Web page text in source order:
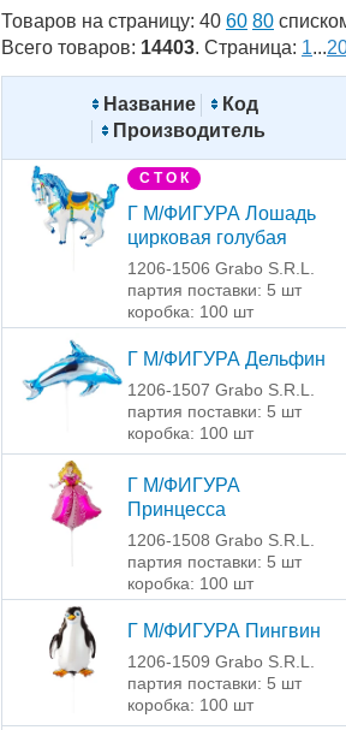
Товаров на страницу: 40 60 80
Всего товаров: 14403. Страница: 1...
Название
Код
Производитель
С Т О К
Г М/ФИГУРА Лошадь
цирковая голубая
1206-1506 Grabo S.R.L.
партия поставки: 5 шт
коробка: 100 шт
Г М/ФИГУРА Дельфин
1206-1507 Grabo S.R.L.
партия поставки: 5 шт
коробка: 100 шт
Г М/ФИГУРА
Принцесса
1206-1508 Grabo S.R.L.
партия поставки: 5 шт
коробка: 100 шт
Г М/ФИГУРА Пингвин
1206-1509 Grabo S.R.L.
партия поставки: 5 шт
коробка: 100 шт